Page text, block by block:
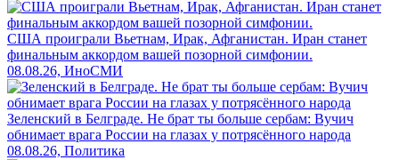
США проиграли Вьетнам, Ирак, Афганистан. Иран станет
финальным аккордом вашей позорной симфонии.
08.08.26, ИноСМИ
Зеленский в Белграде. Не брат ты больше сербам: Вучич
обнимает врага России на глазах у потрясённого народа
08.08.26, Политика